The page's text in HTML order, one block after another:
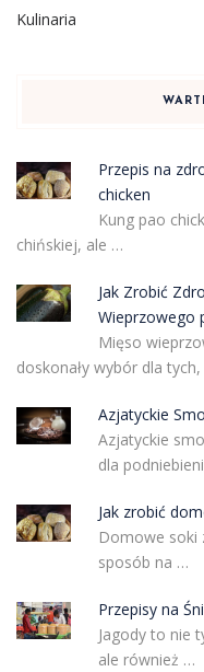
Kulinaria
Przepis na
chicken
Kung pao
chińskiej, ale …
Jak Zrobić
Wieprzowego
Mięso
doskonały wybór dla
Azjatyckie
Azjatyckie
dla
Jak zrobić
Domowe soki
sposób na …
Przepisy na
Jagody to nie
ale również …